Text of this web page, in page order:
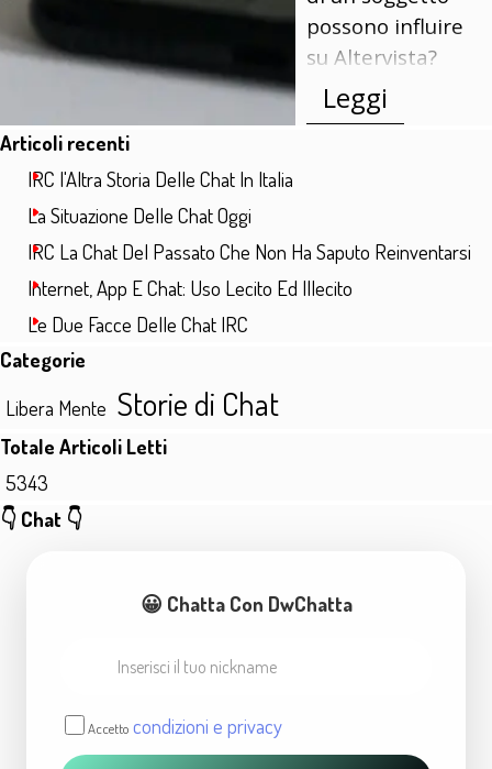
possono influire
su Altervista?
Leggi
Salta blocco Articoli recenti
Articoli recenti
IRC l'Altra Storia Delle Chat In Italia
La Situazione Delle Chat Oggi
IRC La Chat Del Passato Che Non Ha Saputo Reinventarsi
Internet, App E Chat: Uso Lecito Ed Illecito
Le Due Facce Delle Chat IRC
Salta blocco Categorie
Categorie
Libera Mente Storie di Chat
Salta blocco Totale Articoli Letti
Totale Articoli Letti
5343
Salta blocco 👇 Chat 👇
👇 Chat 👇
😀 Chatta Con DwChatta
Accetto condizioni e privacy